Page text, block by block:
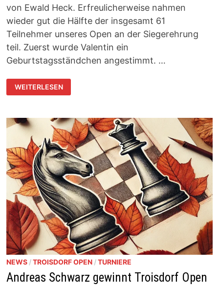
von Ewald Heck. Erfreulicherweise nahmen
wieder gut die Hälfte der insgesamt 61
Teilnehmer unseres Open an der Siegerehrung
teil. Zuerst wurde Valentin ein
Geburtstagsständchen angestimmt. …
SIEGEREHRUNG
BEIM
OPEN
WEITERLESEN
NEWS/TROISDORF OPEN/TURNIERE
Andreas Schwarz gewinnt Troisdorf Open